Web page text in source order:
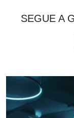
SEGUE A